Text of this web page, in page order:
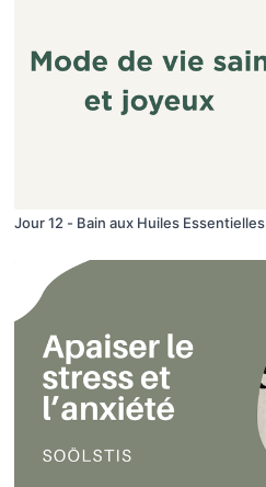
Jour 12 - Bain aux Huiles Essentielles